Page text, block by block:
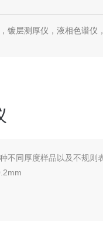
层测厚仪，液相色谱仪，气质联
不同厚度样品以及不规则